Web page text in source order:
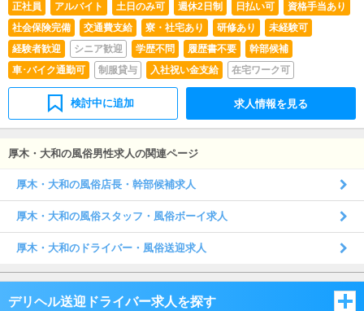
正社員 アルバイト 土日のみ可 週休2日制 日払い可
資格手当あり
社会保険完備
交通費支給 寮・社宅あり 研修あり
未経験可
経験者歓迎
シニア歓迎 学歴不問 履歴書不要
幹部候補
車･バイク通勤可
制服貸与 入社祝い金支給 在宅ワーク可
検討中に追加 求人情報を見る
厚木・大和の風俗男性求人の関連ページ
厚木・大和の風俗店長・幹部候補求人
厚木・大和の風俗スタッフ・風俗ボーイ求人
厚木・大和のドライバー・風俗送迎求人
デリヘル送迎ドライバー求人を探す